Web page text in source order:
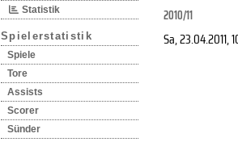
Statistik
Spielerstatistik
Spiele
Tore
Assists
Scorer
Sünder
2010/11
Sa, 23.04.2011,